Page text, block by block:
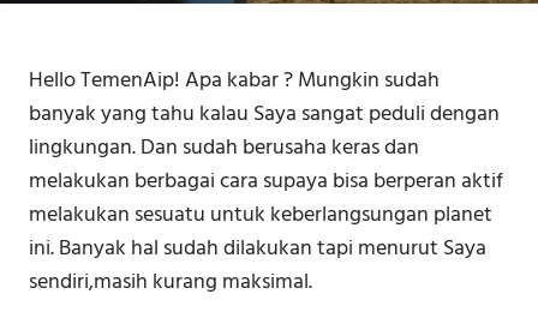
Hello TemenAip! Apa kabar ? Mungkin sudah
banyak yang tahu kalau Saya sangat peduli dengan
lingkungan. Dan sudah berusaha keras dan
melakukan berbagai cara supaya bisa berperan aktif
melakukan sesuatu untuk keberlangsungan planet
ini. Banyak hal sudah dilakukan tapi menurut Saya
sendiri,masih kurang maksimal.